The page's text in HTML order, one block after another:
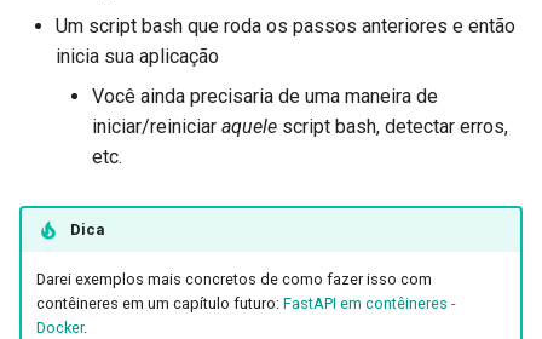
Um script bash que roda os passos anteriores e então
inicia sua aplicação
Você ainda precisaria de uma maneira de
iniciar/reiniciar aquele script bash, detectar erros,
etc.
Dica
Darei exemplos mais concretos de como fazer isso com
contêineres em um capítulo futuro: FastAPI em contêineres -
Docker.